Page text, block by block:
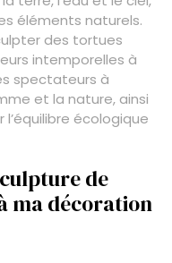
éléments naturels.
des tortues
intemporelles à
spectateurs à
et la nature, ainsi
écologique
de
ma décoration